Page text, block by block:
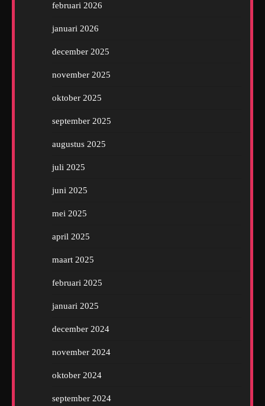
februari 2026
januari 2026
december 2025
november 2025
oktober 2025
september 2025
augustus 2025
juli 2025
juni 2025
mei 2025
april 2025
maart 2025
februari 2025
januari 2025
december 2024
november 2024
oktober 2024
september 2024